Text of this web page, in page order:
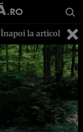
Înapoi la articol